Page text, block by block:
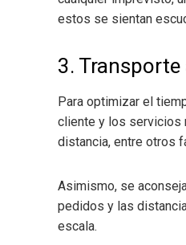
estos se sientan
3.
Para optimizar el
cliente y los servicios
distancia, entre otros
Asimismo, se
pedidos y las
escala.